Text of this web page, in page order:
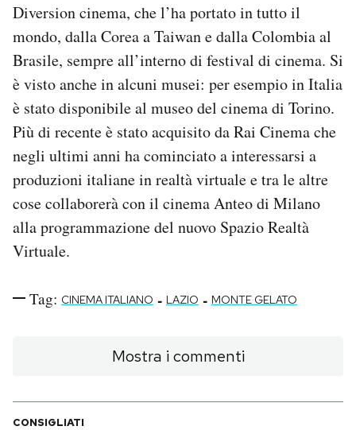
Diversion cinema, che l’ha portato in tutto il
mondo, dalla Corea a Taiwan e dalla Colombia al
Brasile, sempre all’interno di festival di cinema. Si
è visto anche in alcuni musei: per esempio in Italia
è stato disponibile al museo del cinema di Torino.
Più di recente è stato acquisito da Rai Cinema che
negli ultimi anni ha cominciato a interessarsi a
produzioni italiane in realtà virtuale e tra le altre
cose collaborerà con il cinema Anteo di Milano
alla programmazione del nuovo Spazio Realtà
Virtuale.
Tag: CINEMA ITALIANO - LAZIO - MONTE GELATO
Mostra i commenti
CONSIGLIATI